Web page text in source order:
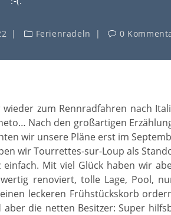
Ferienradeln 0
zum Rennradfahren nach
Nach den großartigen
wir unsere Pläne erst im
wir Tourrettes-sur-Loup als
Mit viel Glück haben wir
renoviert, tolle Lage, Pool,
leckeren Frühstückskorb
aber die netten Besitzer: Super